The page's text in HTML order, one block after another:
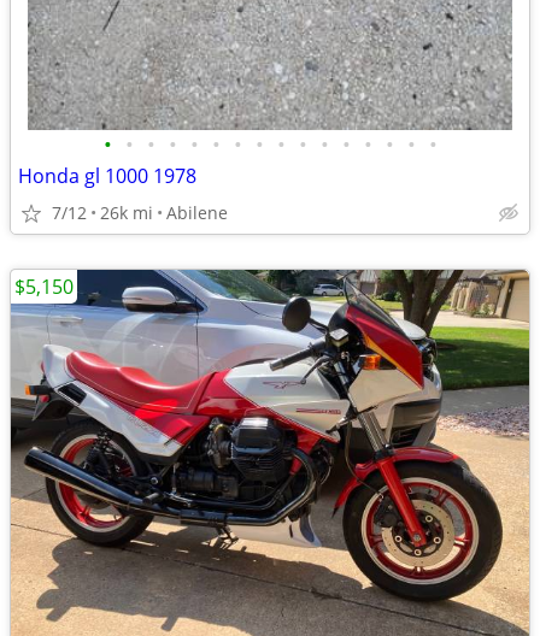
• • • • • • • • • • • • • • • •
Honda gl 1000 1978
7/12 26k mi Abilene
$5,150